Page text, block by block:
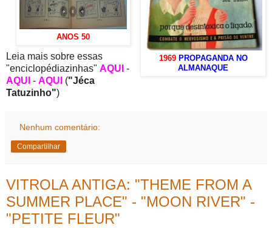
1969 PROPAGANDA NO
ALMANAQUE
ANOS 50
Leia mais sobre essas
"enciclopédiazinhas" AQUI -
AQUI - AQUI ("Jéca
Tatuzinho")
Nenhum comentário:
Compartilhar
VITROLA ANTIGA: "THEME FROM A
SUMMER PLACE" - "MOON RIVER" -
"PETITE FLEUR"